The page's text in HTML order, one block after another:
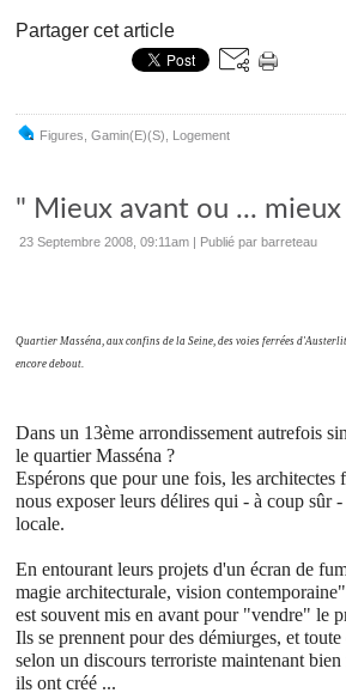
Partager cet article
Figures Gamin(e)(s) Logement
" Mieux avant ou ... mieux
23 Septembre 2008, 09:11am | Publié par barreteau
Quartier Masséna, aux confins de la Seine, des voies ferrées
encore debout.
Dans un 13ème arrondissement autrefois
le quartier Masséna ?
Espérons que pour une fois, les
nous exposer leurs délires qui - à coup sûr
locale.
En entourant leurs projets d'un écran de
magie architecturale, vision
est souvent mis en avant pour "vendre" le
Ils se prennent pour des démiurges, et
selon un discours terroriste maintenant
ils ont créé ...